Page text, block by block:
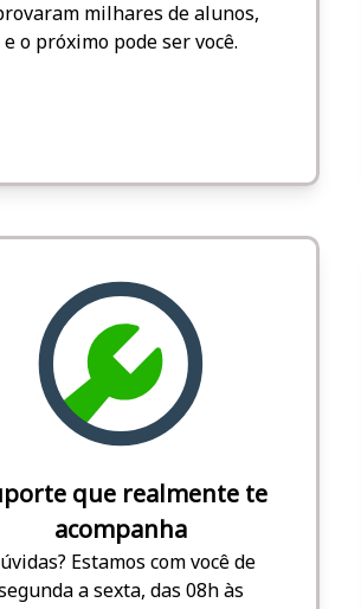
milhares de alunos,
e o próximo pode ser você.
que realmente te
acompanha
Estamos com você de
a sexta, das 08h às